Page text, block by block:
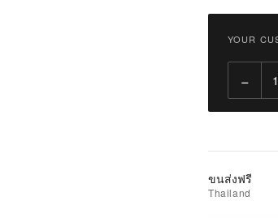
Qty:
เพิ่ม
YOUR
−
ขนส่งฟรี
Thailand